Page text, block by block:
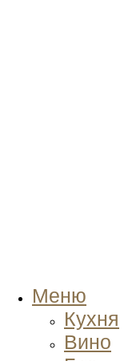
Меню
Кухня
Вино